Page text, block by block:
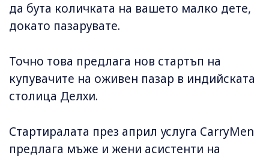
да бута количката на вашето малко дете,
докато пазарувате.
Точно това предлага нов стартъп на
купувачите на оживен пазар в индийската
столица Делхи.
Стартиралата през април услуга CarryMen
предлага мъже и жени асистенти на